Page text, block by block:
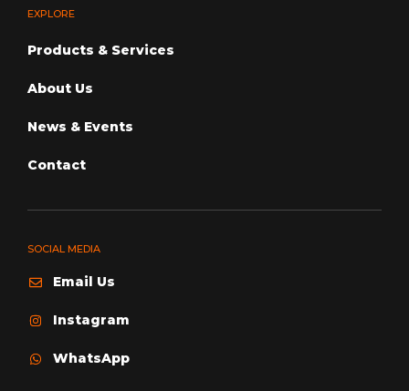
EXPLORE
Products & Services
About Us
News & Events
Contact
SOCIAL MEDIA
Email Us
Instagram
WhatsApp